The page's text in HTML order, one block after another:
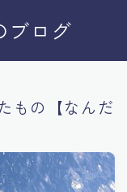
ブログ
もの【なんだ